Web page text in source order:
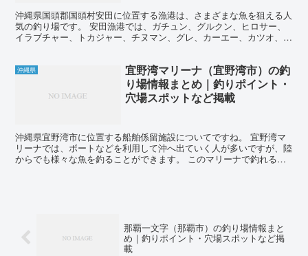
沖縄県国頭郡国頭村安田に位置する漁港は、さまざまな魚を狙える人
気の釣り場です。 安田漁港では、ガチュン、グルクン、ヒロサー、
イラブチャー、トカジャー、チヌマン、グレ、カーエー、カツオ、カ
沖縄県
宜野湾マリーナ（宜野湾市）の釣
り場情報まとめ｜釣りポイント・
穴場スポットなど掲載
沖縄県宜野湾市に位置する船舶係留施設についてですね。 宜野湾マ
リーナでは、ボートなどを利用して沖へ出ていく人が多いですが、陸
からでも様々な魚を釣ることができます。 このマリーナで釣れる魚
那覇一文字（那覇市）の釣り場情報まと
め｜釣りポイント・穴場スポットなど掲
載